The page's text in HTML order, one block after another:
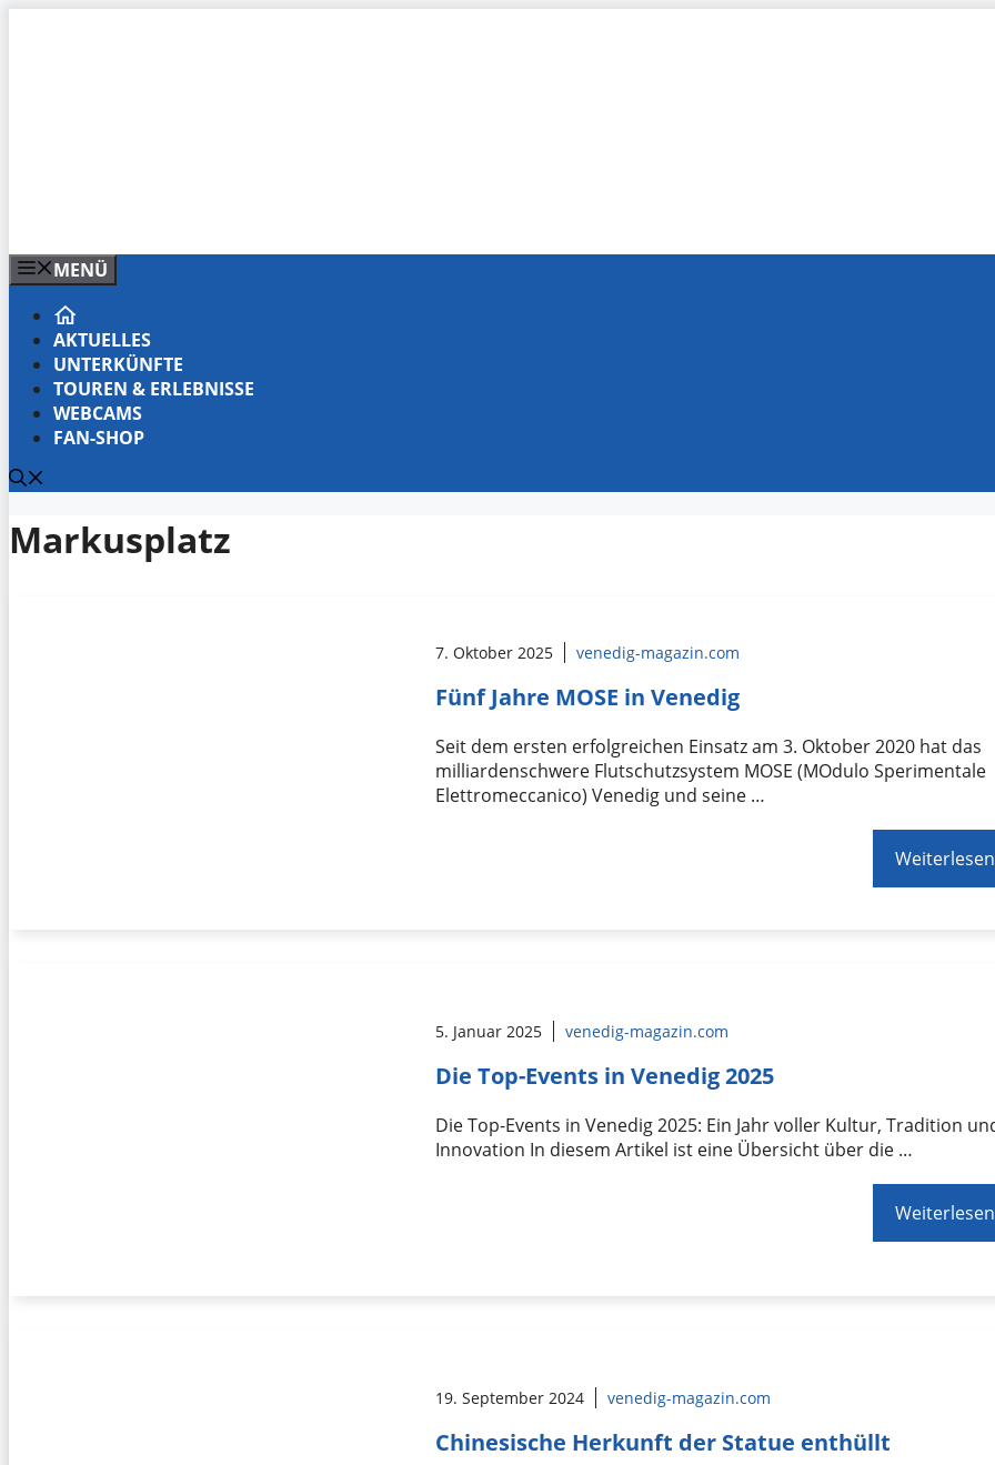
MENÜ
AKTUELLES
UNTERKÜNFTE
TOUREN & ERLEBNISSE
WEBCAMS
FAN-SHOP
Markusplatz
7. Oktober 2025 venedig-magazin.com
Fünf Jahre MOSE in Venedig
Seit dem ersten erfolgreichen Einsatz am 3. Oktober 2020 hat das
milliardenschwere Flutschutzsystem MOSE (MOdulo Sperimentale
Elettromeccanico) Venedig und seine …
Weiterlesen
5. Januar 2025 venedig-magazin.com
Die Top-Events in Venedig 2025
Die Top-Events in Venedig 2025: Ein Jahr voller Kultur, Tradition
Innovation In diesem Artikel ist eine Übersicht über die …
Weiterlesen
19. September 2024 venedig-magazin.com
Chinesische Herkunft der Statue enthüllt